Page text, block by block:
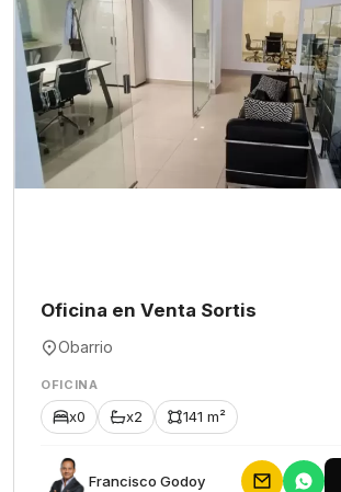
Oficina en Venta Sortis
Obarrio
OFICINA
x0 x2 141 m²
Francisco Godoy